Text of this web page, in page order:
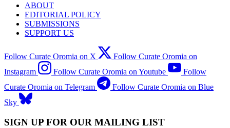
ABOUT
EDITORIAL POLICY
SUBMISSIONS
SUPPORT US
Follow Curate Oromia on X
Follow Curate Oromia on
Instagram
Follow Curate Oromia on Youtube
Follow
Curate Oromia on Telegram
Follow Curate Oromia on Blue
Sky
SIGN UP FOR OUR MAILING LIST